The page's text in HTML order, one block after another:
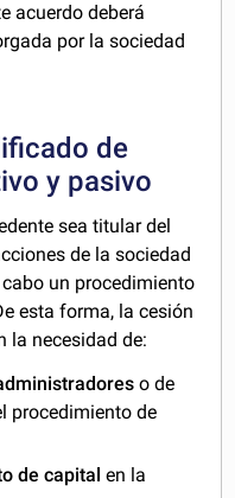
acuerdo deberá
por la sociedad
de
y pasivo
sea titular del
de la sociedad
un procedimiento
esta forma, la cesión
la necesidad de:
o de
procedimiento de
de capital en la